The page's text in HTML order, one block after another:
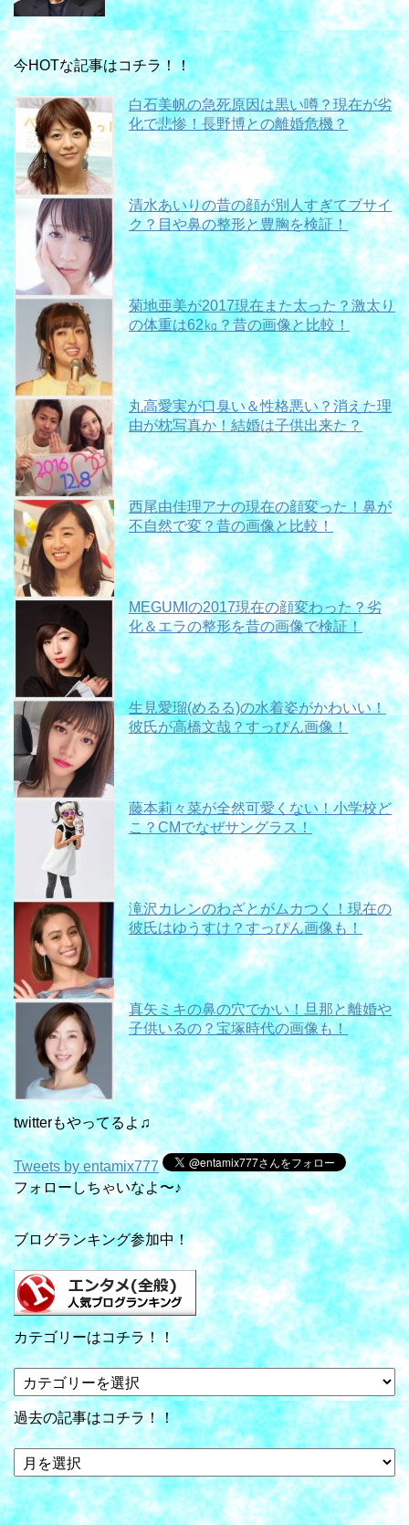
今HOTな記事はコチラ！！
白石美帆の急死原因は黒い噂？現在が劣
化で悲惨！長野博との離婚危機？
清水あいりの昔の顔が別人すぎてブサイ
ク？目や鼻の整形と豊胸を検証！
菊地亜美が2017現在また太った？激太り
の体重は62㎏？昔の画像と比較！
丸高愛実が口臭い＆性格悪い？消えた理
由が枕写真か！結婚は子供出来た？
西尾由佳理アナの現在の顔変った！鼻が
不自然で変？昔の画像と比較！
MEGUMIの2017現在の顔変わった？劣
化＆エラの整形を昔の画像で検証！
生見愛瑠(めるる)の水着姿がかわいい！
彼氏が高橋文哉？すっぴん画像！
藤本莉々菜が全然可愛くない！小学校ど
こ？CMでなぜサングラス！
滝沢カレンのわざとがムカつく！現在の
彼氏はゆうすけ？すっぴん画像も！
真矢ミキの鼻の穴でかい！旦那と離婚や
子供いるの？宝塚時代の画像も！
twitterもやってるよ♫
Tweets by entamix777
フォローしちゃいなよ〜♪
ブログランキング参加中！
カテゴリーはコチラ！！
カ
テ
ゴ
リ
ー
は
コ
チ
過去の記事はコチラ！！
過
去
の
記